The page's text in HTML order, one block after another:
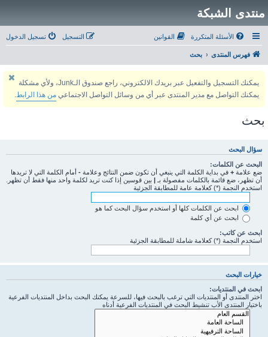
منتدى الشبكة
الأسئلة المتكررة القوانين تسجيل الدخول التسجيل
فهرس المنتدى بحث
يمكنك التسجيل والتفعيل عبر بريدك الالكتروني، راجع صندوق الـJunk، ولأي مشكلة
يمكنك التواصل مع مدير المنتدى عبر أي من وسائل التواصل الاجتماعي من هذا الرابط.
بحث
سؤال البحث
البحث عن الكلمات:
ضع علامة + في بداية الكلمة التي ينبغي أن تكون ضمن النتائج وعلامة - أمام الكلمة التي لا تريدها
أن تظهر، ضع قائمة بالكلمات مفصولة بـ | بين قوسين إذا كنت تريد لكلمة واحد منها فقط أن تظهر.
استخدم النجمة (*) كعلامة عامة للمطابقة الجزئية
ابحث عن الكلمات كلها أو استخدم سؤال البحث كما هو
ابحث عن أي كلمة
ابحث عن كاتب:
استخدم النجمة (*) كعلامة شاملة للمطابقة الجزئية
خيارات البحث
ابحث في المنتديات:
اختر المنتدى أو المنتديات التي ترغب بالبحث فيها، للسرعة يمكنك البحث بداخل المنتديات الفرعية
باختيار المنتدى الأب تنشيط البحث في المنتديات الفرعية أدناه